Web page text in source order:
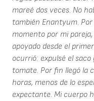
mareé dos veces. No
también Enantyum.
momento por mi
apoyado desde el
ocurrió: expulsé el
tomate. Por fin llegó la
horas, menos de lo
expectante. Mi cuerpo